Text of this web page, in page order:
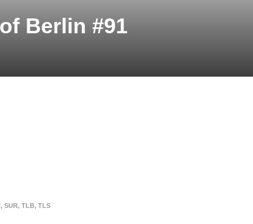
Berlin #91
, SUR, TLB, TLS